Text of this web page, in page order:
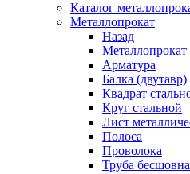
Каталог
Металлопрокат
Назад
Металлопрокат
Арматура
Балка (двутавр)
Квадрат
Круг стальной
Лист
Полоса
Проволока
Труба